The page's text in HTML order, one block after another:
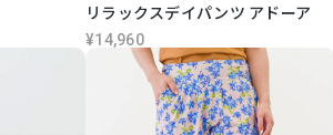
リラックスデイパンツ アドーア
¥14,960